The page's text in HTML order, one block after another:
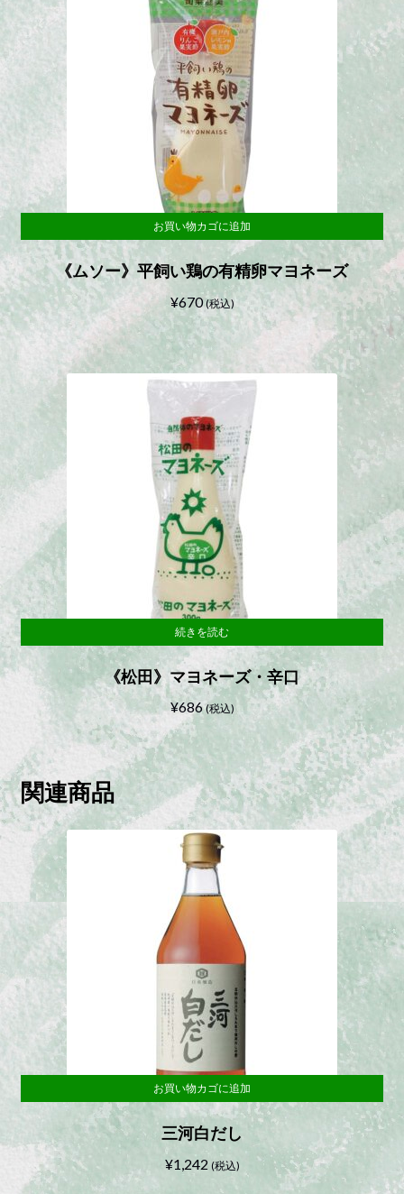
《ムソー》平飼い鶏の有精卵マヨネーズ
¥670 (税込)
お買い物カゴに追加
《松田》マヨネーズ・辛口
¥686 (税込)
続きを読む
関連商品
三河白だし
¥1,242 (税込)
お買い物カゴに追加